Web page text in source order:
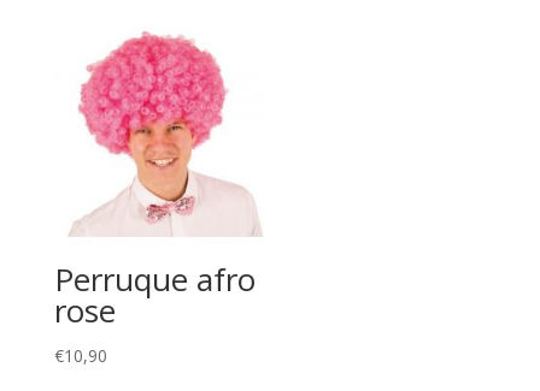
Perruque afro
rose
€10,90